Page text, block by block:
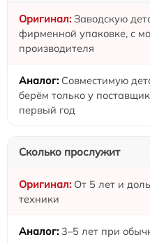
Заводскую
фирменной упаковке, с
производителя
Совместимую
берём только у
первый год
Сколько прослужит
От 5 лет и
техники
3–5 лет при